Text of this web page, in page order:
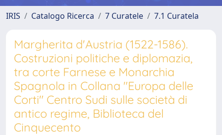
IRIS Catalogo Ricerca 7 Curatele 7.1 Curatela
Margherita d'Austria (1522-1586).
Costruzioni politiche e diplomazia,
tra corte Farnese e Monarchia
Spagnola in Collana "Europa delle
Corti" Centro Sudi sulle società di
antico regime, Biblioteca del
Cinquecento